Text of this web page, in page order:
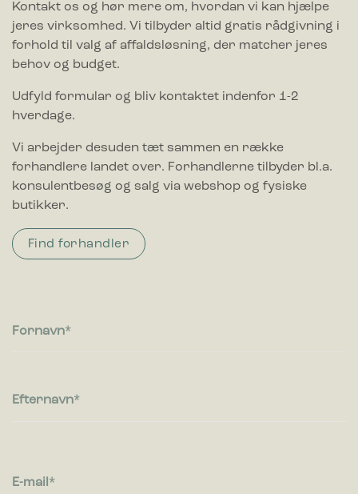
Kontakt os og hør mere om, hvordan vi kan hjælpe
jeres virksomhed. Vi tilbyder altid gratis rådgivning i
forhold til valg af affaldsløsning, der matcher jeres
behov og budget.
Udfyld formular og bliv kontaktet indenfor 1-2
hverdage.
Vi arbejder desuden tæt sammen en række
forhandlere landet over. Forhandlerne tilbyder bl.a.
konsulentbesøg og salg via webshop og fysiske
butikker.
Find forhandler
Fornavn
Efternavn
E-mail